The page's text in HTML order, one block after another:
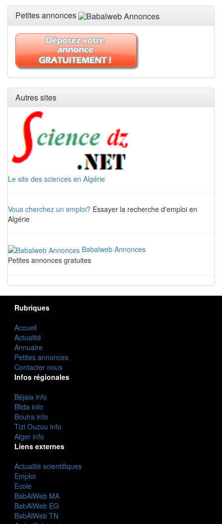
Petites annonces
Autres sites
Le site des sciences en Algérie
Vous cherchez un emploi? Essayer la recherche d'emploi en
Algérie
Babalweb Annonces
Petites annonces gratuites
Rubriques
Accueil
Actualité
Annuaire
Petites annonces
Contacter nous
Infos régionales
Béjaia info
Blida info
Bouira info
Tizi Ouzou info
Alger info
Liens externes
Actualité scientifiques
Emploi
Ecole
BabAlWeb MA
BabAlWeb EG
BabAlWeb TN